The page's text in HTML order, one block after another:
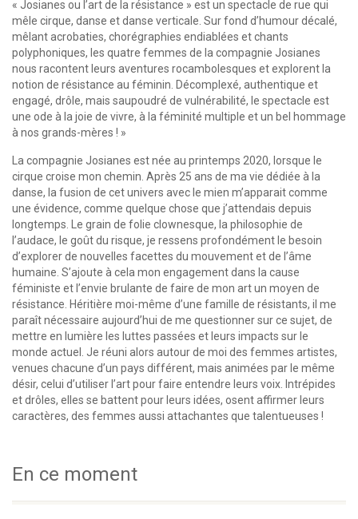
« Josianes ou l’art de la résistance » est un spectacle de rue qui
mêle cirque, danse et danse verticale. Sur fond d’humour décalé,
mêlant acrobaties, chorégraphies endiablées et chants
polyphoniques, les quatre femmes de la compagnie Josianes
nous racontent leurs aventures rocambolesques et explorent la
notion de résistance au féminin. Décomplexé, authentique et
engagé, drôle, mais saupoudré de vulnérabilité, le spectacle est
une ode à la joie de vivre, à la féminité multiple et un bel hommage
à nos grands-mères ! »
La compagnie Josianes est née au printemps 2020, lorsque le
cirque croise mon chemin. Après 25 ans de ma vie dédiée à la
danse, la fusion de cet univers avec le mien m’apparait comme
une évidence, comme quelque chose que j’attendais depuis
longtemps. Le grain de folie clownesque, la philosophie de
l’audace, le goût du risque, je ressens profondément le besoin
d’explorer de nouvelles facettes du mouvement et de l’âme
humaine. S’ajoute à cela mon engagement dans la cause
féministe et l’envie brulante de faire de mon art un moyen de
résistance. Héritière moi-même d’une famille de résistants, il me
paraît nécessaire aujourd’hui de me questionner sur ce sujet, de
mettre en lumière les luttes passées et leurs impacts sur le
monde actuel. Je réuni alors autour de moi des femmes artistes,
venues chacune d’un pays différent, mais animées par le même
désir, celui d’utiliser l’art pour faire entendre leurs voix. Intrépides
et drôles, elles se battent pour leurs idées, osent affirmer leurs
caractères, des femmes aussi attachantes que talentueuses !
En ce moment